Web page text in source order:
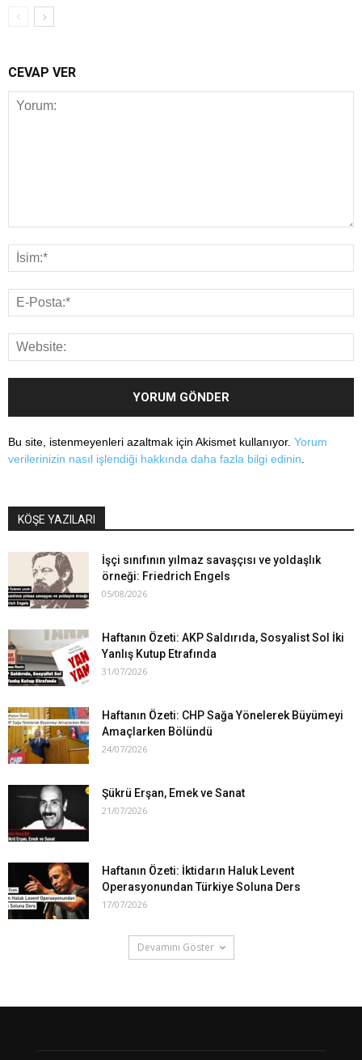
CEVAP VER
Bu site, istenmeyenleri azaltmak için Akismet kullanıyor. Yorum
verilerinizin nasıl işlendiği hakkında daha fazla bilgi edinin
KÖŞE YAZILARI
İşçi sınıfının yılmaz savaşçısı ve yoldaşlık
örneği: Friedrich Engels
05/08/2026
Haftanın Özeti: AKP Saldırıda, Sosyalist Sol İki
Yanlış Kutup Etrafında
31/07/2026
Haftanın Özeti: CHP Sağa Yönelerek Büyümeyi
Amaçlarken Bölündü
24/07/2026
Şükrü Erşan, Emek ve Sanat
21/07/2026
Haftanın Özeti: İktidarın Haluk Levent
Operasyonundan Türkiye Soluna Ders
17/07/2026
Devamını Göster